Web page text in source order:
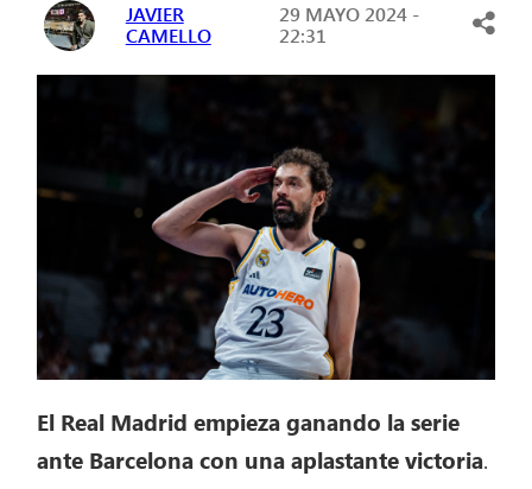
JAVIER
CAMELLO
29 MAYO 2024 -
22:31
El Real Madrid empieza ganando la serie
ante Barcelona con una aplastante victoria.